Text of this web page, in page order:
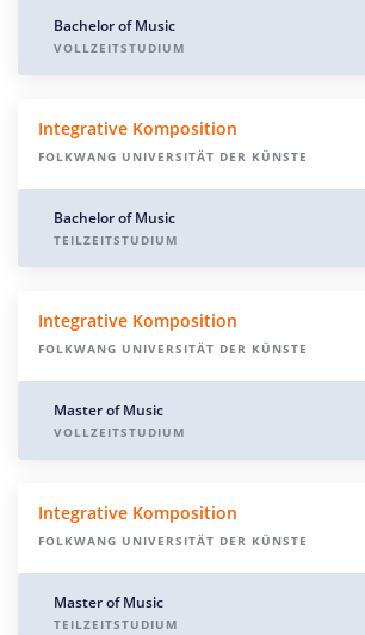
Bachelor of Music
VOLLZEITSTUDIUM
Integrative Komposition
FOLKWANG UNIVERSITÄT DER KÜNSTE
Bachelor of Music
TEILZEITSTUDIUM
Integrative Komposition
FOLKWANG UNIVERSITÄT DER KÜNSTE
Master of Music
VOLLZEITSTUDIUM
Integrative Komposition
FOLKWANG UNIVERSITÄT DER KÜNSTE
Master of Music
TEILZEITSTUDIUM